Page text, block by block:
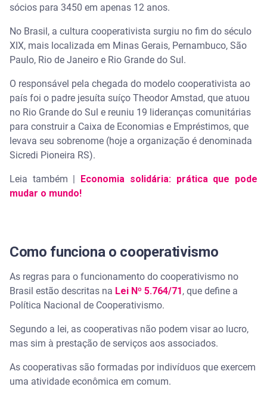
sócios para 3450 em apenas 12 anos.
No Brasil, a cultura cooperativista surgiu no fim do século
XIX, mais localizada em Minas Gerais, Pernambuco, São
Paulo, Rio de Janeiro e Rio Grande do Sul.
O responsável pela chegada do modelo cooperativista ao
país foi o padre jesuíta suíço Theodor Amstad, que atuou
no Rio Grande do Sul e reuniu 19 lideranças comunitárias
para construir a Caixa de Economias e Empréstimos, que
levava seu sobrenome (hoje a organização é denominada
Sicredi Pioneira RS).
Leia também |
Economia solidária: prática que pode
mudar o mundo!
Como funciona o cooperativismo
As regras para o funcionamento do cooperativismo no
Brasil estão descritas na Lei Nº 5.764/71 , que define a
Política Nacional de Cooperativismo.
Segundo a lei, as cooperativas não podem visar ao lucro,
mas sim à prestação de serviços aos associados.
As cooperativas são formadas por indivíduos que exercem
uma atividade econômica em comum.